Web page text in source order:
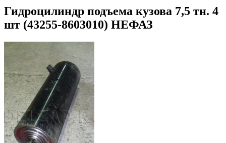
Гидроцилиндр подъема кузова 7,5 тн. 4
шт (43255-8603010) НЕФАЗ